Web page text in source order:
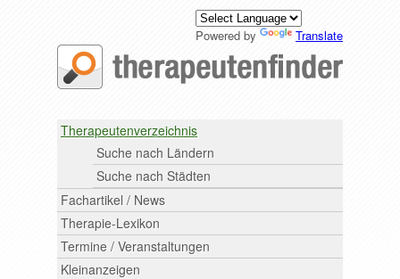
Powered by Translate
Therapeutenverzeichnis
Suche nach Ländern
Suche nach Städten
Fachartikel / News
Therapie-Lexikon
Termine / Veranstaltungen
Kleinanzeigen